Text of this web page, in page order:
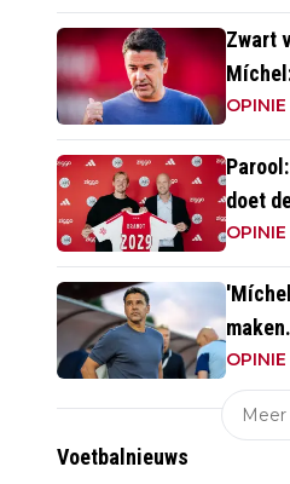
Blind'
Zwart
OPINIE
doet
OPINIE
OPINIE
Voetbalnieuws